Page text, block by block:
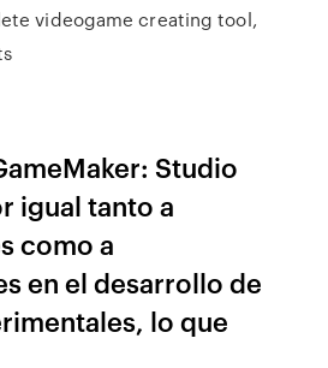
videogame creating tool,
Studio
igual tanto a
como a
en el desarrollo de
lo que